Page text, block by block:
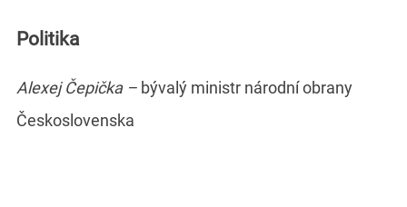
Politika
Alexej Čepička – bývalý ministr národní obrany
Československa